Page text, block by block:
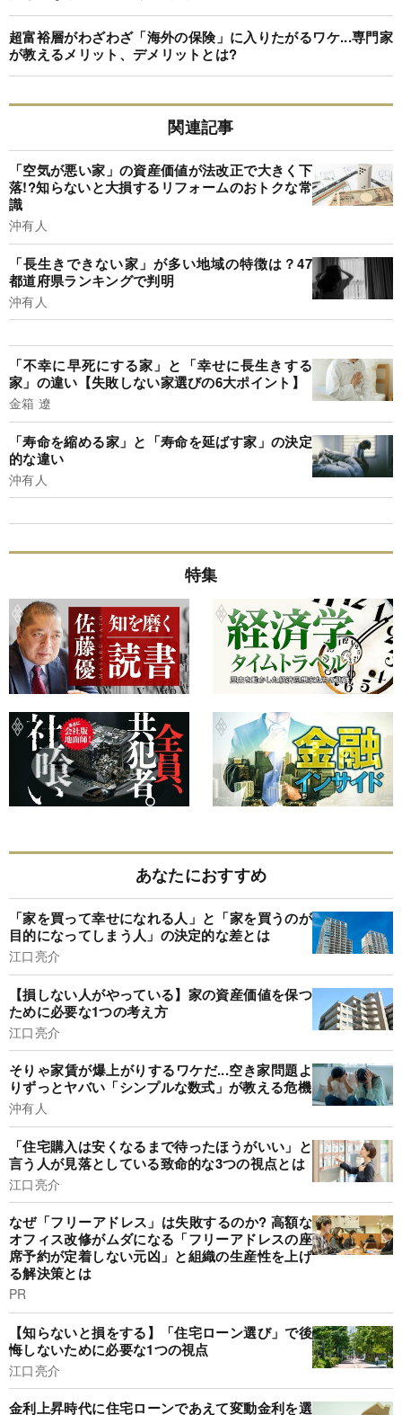
超富裕層がわざわざ「海外の保険」に入りたがるワケ...専門家
が教えるメリット、デメリットとは?
関連記事
「空気が悪い家」の資産価値が法改正で大きく下
落!?知らないと大損するリフォームのおトクな常
識
沖有人
「長生きできない家」が多い地域の特徴は？47
都道府県ランキングで判明
沖有人
「不幸に早死にする家」と「幸せに長生きする
家」の違い【失敗しない家選びの6大ポイント】
金箱 遼
「寿命を縮める家」と「寿命を延ばす家」の決定
的な違い
沖有人
特集
あなたにおすすめ
「家を買って幸せになれる人」と「家を買うのが
目的になってしまう人」の決定的な差とは
江口亮介
【損しない人がやっている】家の資産価値を保つ
ために必要な1つの考え方
江口亮介
そりゃ家賃が爆上がりするワケだ...空き家問題よ
りずっとヤバい「シンプルな数式」が教える危機
沖有人
「住宅購入は安くなるまで待ったほうがいい」と
言う人が見落としている致命的な3つの視点とは
江口亮介
なぜ「フリーアドレス」は失敗するのか? 高額な
オフィス改修がムダになる「フリーアドレスの座
席予約が定着しない元凶」と組織の生産性を上げ
る解決策とは
PR
【知らないと損をする】「住宅ローン選び」で後
悔しないために必要な1つの視点
江口亮介
金利上昇時代に住宅ローンであえて変動金利を選